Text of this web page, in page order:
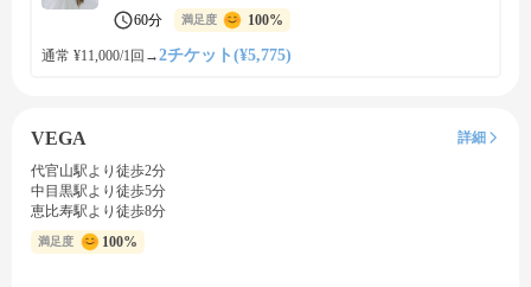
60分 満足度 100%
通常 ¥11,000/1回 →2チケット(¥5,775)
VEGA
詳細
代官山駅より徒歩2分
中目黒駅より徒歩5分
恵比寿駅より徒歩8分
満足度 100%